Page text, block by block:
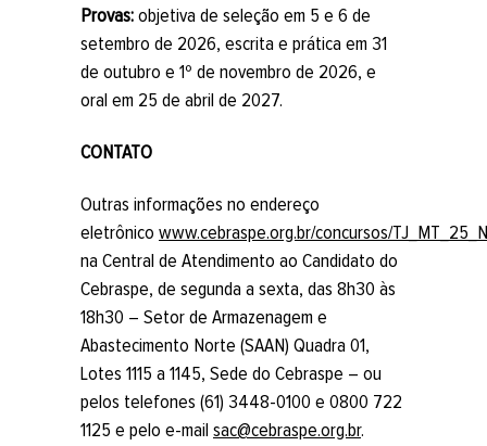
Provas: objetiva de seleção em 5 e 6 de
setembro de 2026, escrita e prática em 31
de outubro e 1º de novembro de 2026, e
oral em 25 de abril de 2027.
CONTATO
Outras informações no endereço
eletrônico www.cebraspe.org.br/concursos/
na Central de Atendimento ao Candidato do
Cebraspe, de segunda a sexta, das 8h30 às
18h30 – Setor de Armazenagem e
Abastecimento Norte (SAAN) Quadra 01,
Lotes 1115 a 1145, Sede do Cebraspe – ou
pelos telefones (61) 3448-0100 e 0800 722
1125 e pelo e-mail sac@cebraspe.org.br.